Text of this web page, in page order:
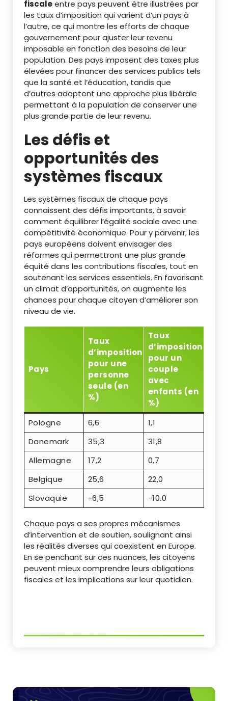
fiscaleentre pays peuvent être illustrées par
les taux d’imposition qui varient d’un pays à
l’autre, ce qui montre les efforts de chaque
gouvernement pour ajuster leur revenu
imposable en fonction des besoins de leur
population. Des pays imposent des taxes plus
élevées pour financer des services publics tels
que la santé et l’éducation, tandis que
d’autres adoptent une approche plus libérale
permettant à la population de conserver une
plus grande partie de leur revenu.
Les défis et
opportunités des
systèmes fiscaux
Les systèmes fiscaux de chaque pays
connaissent des défis importants, à savoir
comment équilibrer l’égalité sociale avec une
compétitivité économique. Pour y parvenir, les
pays européens doivent envisager des
réformes qui permettront une plus grande
équité dans les contributions fiscales, tout en
soutenant les services essentiels. En favorisant
un climat d’opportunités, on augmente les
chances pour chaque citoyen d’améliorer son
niveau de vie.
Pays
Taux
d’imposition
pour une
personne
seule (en
%)
Taux
d’imposition
pour un
couple
avec
enfants (en
%)
Pologne
6,6
1,1
Danemark
35,3
31,8
Allemagne
17,2
0,7
Belgique
25,6
22,0
Slovaquie
-6,5 -10.0
Chaque pays a ses propres mécanismes
d’intervention et de soutien, soulignant ainsi
les réalités diverses qui coexistent en Europe.
En se penchant sur ces nuances, les citoyens
peuvent mieux comprendre leurs obligations
fiscales et les implications sur leur quotidien.